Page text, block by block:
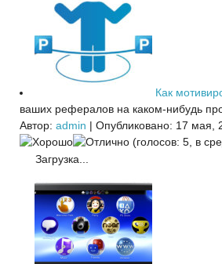
Как
ваших рефералов на каком-нибудь
Автор: admin | Опубликовано: 17 мая,
(голосов: 5, в
Загрузка...